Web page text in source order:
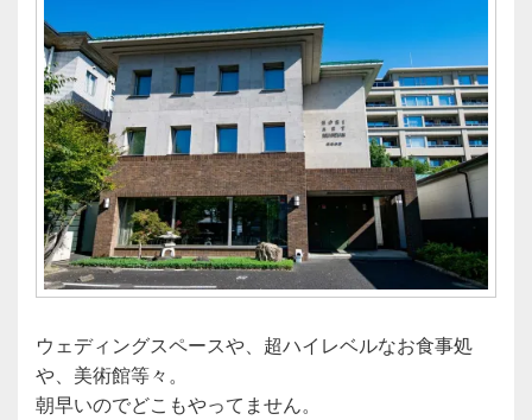
ウェディングスペースや、超ハイレベルなお食事処
や、美術館等々。
朝早いのでどこもやってません。